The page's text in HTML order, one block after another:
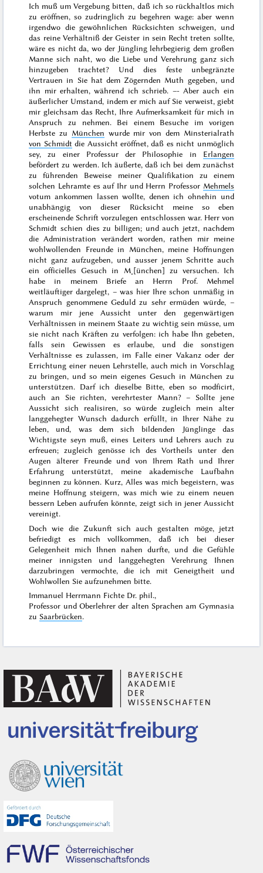
Ich muß um Vergebung bitten, daß ich so rückhaltlos mich
zu eröffnen, so zudringlich zu begehren wage: aber wenn
irgendwo die gewöhnlichen Rücksichten schweigen, und
das reine Verhältniß der Geister in sein Recht treten sollte,
wäre es nicht da, wo der Jüngling lehrbegierig dem großen
Manne sich naht, wo die Liebe und Verehrung ganz sich
hinzugeben trachtet? Und dies feste unbegränzte
Vertrauen in Sie hat dem Zögernden Muth gegeben, und
ihn mir erhalten, während ich schrieb. –- Aber auch ein
äußerlicher Umstand, indem er mich auf Sie verweist, giebt
mir gleichsam das Recht, Ihre Aufmerksamkeit für mich in
Anspruch zu nehmen. Bei einem Besuche im vorigen
Herbste zu München wurde mir von dem Minsterialrath
von Schmidt die Aussicht eröffnet, daß es nicht unmöglich
sey, zu einer Professur der Philosophie in Erlangen
befördert zu werden. Ich äußerte, daß ich bei dem zunächst
zu führenden Beweise meiner Qualifikation zu einem
solchen Lehramte es auf Ihr und Herrn Professor Mehmels
votum ankommen lassen wollte, denen ich ohnehin und
unabhängig von dieser Rücksicht meine so eben
erscheinende Schrift vorzulegen entschlossen war. Herr von
Schmidt schien dies zu billigen; und auch jetzt, nachdem
die Administration verändert worden, rathen mir meine
wohlwollenden Freunde in München, meine Hoffnungen
nicht ganz aufzugeben, und ausser jenem Schritte auch
ein officielles Gesuch in M˖[ünchen] zu versuchen. Ich
habe in meinem Briefe an Herrn Prof. Mehmel
weitläuftiger dargelegt, – was hier Ihre schon unmäßig in
Anspruch genommene Geduld zu sehr ermüden würde, –
warum mir jene Aussicht unter den gegenwärtigen
Verhältnissen in meinem Staate zu wichtig sein müsse, um
sie nicht nach Kräften zu verfolgen: ich habe Ihn gebeten,
falls sein Gewissen es erlaube, und die sonstigen
Verhältnisse es zulassen, im Falle einer Vakanz oder der
Errichtung einer neuen Lehrstelle, auch mich in Vorschlag
zu bringen, und so mein eigenes Gesuch in München zu
unterstützen. Darf ich dieselbe Bitte, eben so modficirt,
auch an Sie richten, verehrtester Mann? – Sollte jene
Aussicht sich realisiren, so würde zugleich mein alter
langgehegter Wunsch dadurch erfüllt, in Ihrer Nähe zu
leben, und, was dem sich bildenden Jünglinge das
Wichtigste seyn muß, eines Leiters und Lehrers auch zu
erfreuen; zugleich genösse ich des Vortheils unter den
Augen älterer Freunde und von Ihrem Rath und Ihrer
Erfahrung unterstützt, meine akademische Laufbahn
beginnen zu können. Kurz, Alles was mich begeistern, was
meine Hoffnung steigern, was mich wie zu einem neuen
bessern Leben aufrufen könnte, zeigt sich in jener Aussicht
vereinigt.
Doch wie die Zukunft sich auch gestalten möge, jetzt
befriedigt es mich vollkommen, daß ich bei dieser
Gelegenheit mich Ihnen nahen durfte, und die Gefühle
meiner innigsten und langgehegten Verehrung Ihnen
darzubringen vermochte, die ich mit Geneigtheit und
Wohlwollen Sie aufzunehmen bitte.
Immanuel Herrmann Fichte Dr. phil.,
Professor und Oberlehrer der alten Sprachen am Gymnasia
zu Saarbrücken.